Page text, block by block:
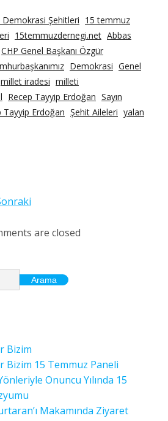
Şehitleri 15 temmuz
15temmuzdernegi.net Abbas
CHP Genel Başkanı Özgür
Demokrasi Genel
millet iradesi milleti
Recep Tayyip Erdoğan Sayın
Tayyip Erdoğan Şehit Aileleri yalan
are closed
Arama
Bizim
Bizim 15 Temmuz Paneli
Onuncu Yılında 15
Makamında Ziyaret